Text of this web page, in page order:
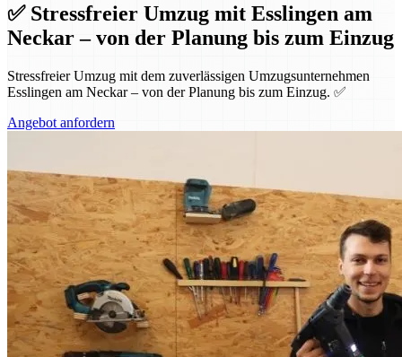
✅ Stressfreier Umzug mit Esslingen am
Neckar – von der Planung bis zum Einzug
Stressfreier Umzug mit dem zuverlässigen Umzugsunternehmen
Esslingen am Neckar – von der Planung bis zum Einzug. ✅
Angebot anfordern